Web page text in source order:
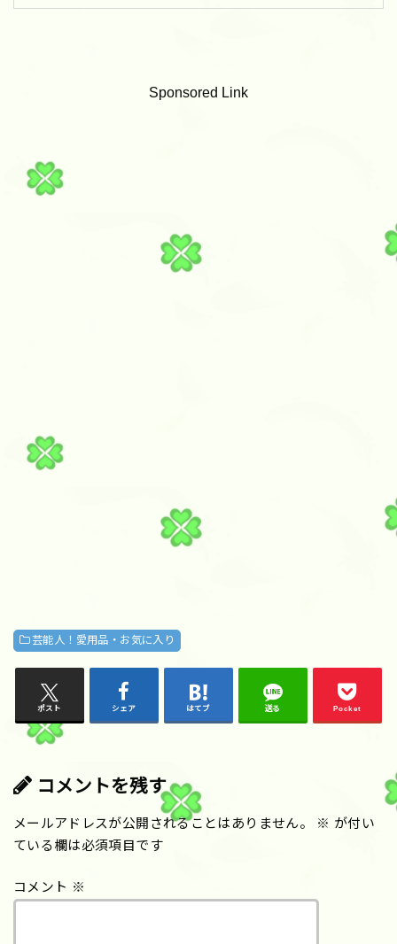
Sponsored Link
芸能人！愛用品・お気に入り
ポスト シェア はてブ 送る Pocket
コメントを残す
メールアドレスが公開されることはありません。 ※ が付い
ている欄は必須項目です
コメント ※